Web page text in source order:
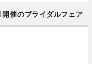
催のブライダルフェア